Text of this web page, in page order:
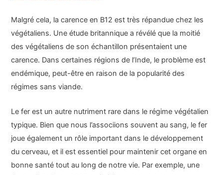
Malgré cela, la carence en B12 est très répandue chez les
végétaliens. Une étude britannique a révélé que la moitié
des végétaliens de son échantillon présentaient une
carence. Dans certaines régions de l’Inde, le problème est
endémique, peut-être en raison de la popularité des
régimes sans viande.
Le fer est un autre nutriment rare dans le régime végétalien
typique. Bien que nous l’associions souvent au sang, le fer
joue également un rôle important dans le développement
du cerveau, et il est essentiel pour maintenir cet organe en
bonne santé tout au long de notre vie. Par exemple, une